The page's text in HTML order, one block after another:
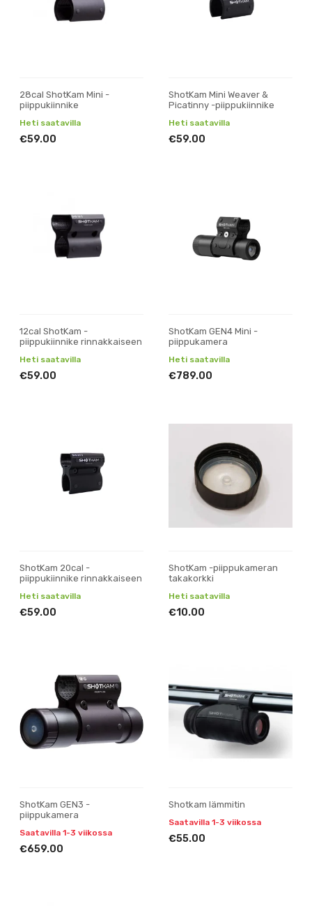
28cal ShotKam Mini -
piippukiinnike
Heti saatavilla
€59.00
ShotKam Mini Weaver &
Picatinny -piippukiinnike
Heti saatavilla
€59.00
12cal ShotKam -
piippukiinnike rinnakkaiseen
Heti saatavilla
€59.00
ShotKam GEN4 Mini -
piippukamera
Heti saatavilla
€789.00
ShotKam 20cal -
piippukiinnike rinnakkaiseen
Heti saatavilla
€59.00
ShotKam -piippukameran
takakorkki
Heti saatavilla
€10.00
ShotKam GEN3 -
piippukamera
Saatavilla 1-3 viikossa
€659.00
Shotkam lämmitin
Saatavilla 1-3 viikossa
€55.00